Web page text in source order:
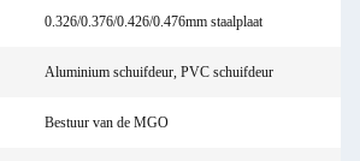
0.326/0.376/0.426/0.476mm staalplaat
Aluminium schuifdeur, PVC schuifdeur
Bestuur van de MGO